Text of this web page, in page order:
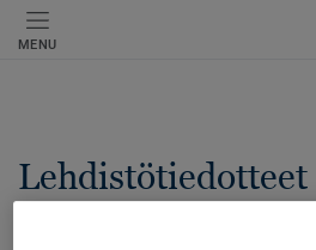
MENU
Lehdistötiedotteet